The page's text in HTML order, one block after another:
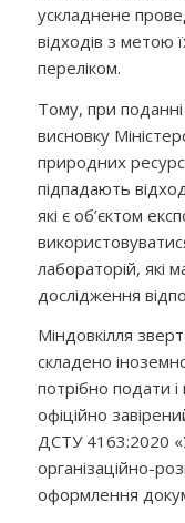
ускладнене
відходів з метою
переліком.
Тому, при
висновку
природних
підпадають
які є об’єктом
лабораторій, які
дослідження
Міндовкілля
складено
потрібно подати
офіційно
ДСТУ 4163:2020
організаційно-
оформлення